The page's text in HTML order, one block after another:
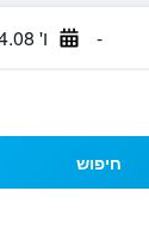
- ו' 14.08
חיפוש